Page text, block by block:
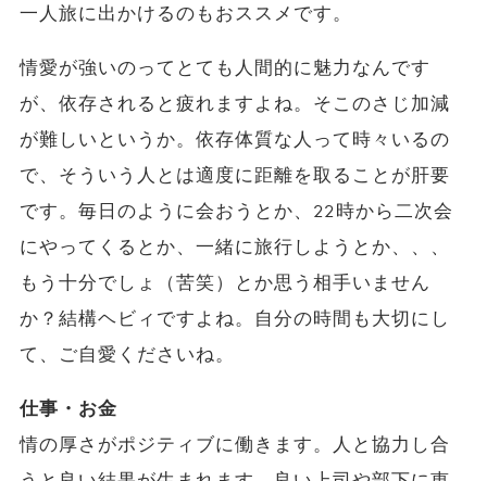
一人旅に出かけるのもおススメです。
情愛が強いのってとても人間的に魅力なんです
が、依存されると疲れますよね。そこのさじ加減
が難しいというか。依存体質な人って時々いるの
で、そういう人とは適度に距離を取ることが肝要
です。毎日のように会おうとか、22時から二次会
にやってくるとか、一緒に旅行しようとか、、、
もう十分でしょ（苦笑）とか思う相手いません
か？結構ヘビィですよね。自分の時間も大切にし
て、ご自愛くださいね。
仕事・お金
情の厚さがポジティブに働きます。人と協力し合